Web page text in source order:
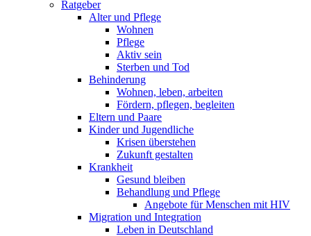
Ratgeber
Alter und Pflege
Wohnen
Pflege
Aktiv sein
Sterben und Tod
Behinderung
Wohnen, leben, arbeiten
Fördern, pflegen, begleiten
Eltern und Paare
Kinder und Jugendliche
Krisen überstehen
Zukunft gestalten
Krankheit
Gesund bleiben
Behandlung und Pflege
Angebote für Menschen mit HIV
Migration und Integration
Leben in Deutschland